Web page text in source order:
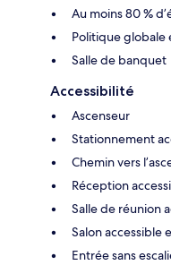
Au moins 80 %
Politique globale
Salle de banquet
Accessibilité
Ascenseur
Stationnement
Chemin vers
Réception
Salle de réunion
Salon accessible
Entrée sans